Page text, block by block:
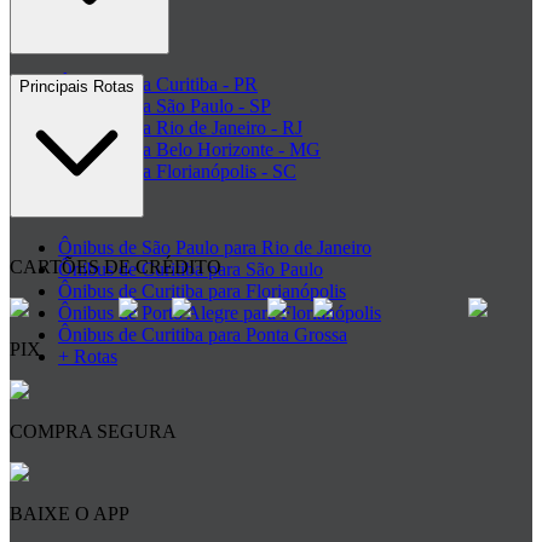
+ Rodoviárias
Ônibus para Curitiba - PR
Ônibus para São Paulo - SP
Ônibus para Rio de Janeiro - RJ
Ônibus para Belo Horizonte - MG
Ônibus para Florianópolis - SC
Principais Rotas
Ônibus de São Paulo para Rio de Janeiro
Ônibus de Curitiba para São Paulo
Ônibus de Curitiba para Florianópolis
Ônibus de Porto Alegre para Florianópolis
Ônibus de Curitiba para Ponta Grossa
+ Rotas
CARTÕES DE CRÉDITO
PIX
COMPRA SEGURA
BAIXE O APP